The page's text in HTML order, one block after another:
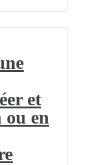
et
ou en